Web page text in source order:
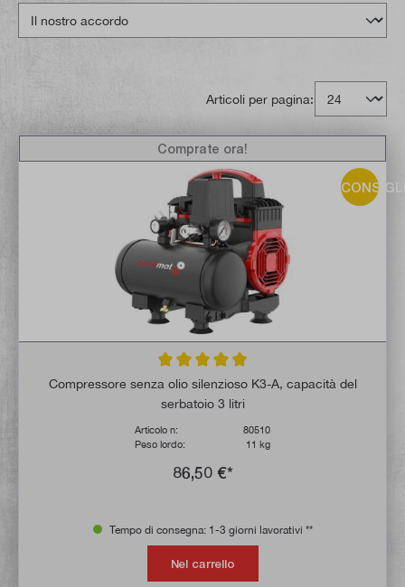
Articoli per pagina:
Valutazione media di 5 su 5 stelle
Compressore senza olio silenzioso K3-A, capacità del
serbatoio 3 litri
Articolo n:
80510
Peso lordo:
11 kg
86,50 €*
Comprate ora!
Tempo di consegna: 1-3 giorni lavorativi **
Nel carrello